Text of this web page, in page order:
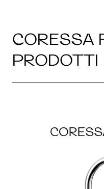
CORESSA
PRODOTTI